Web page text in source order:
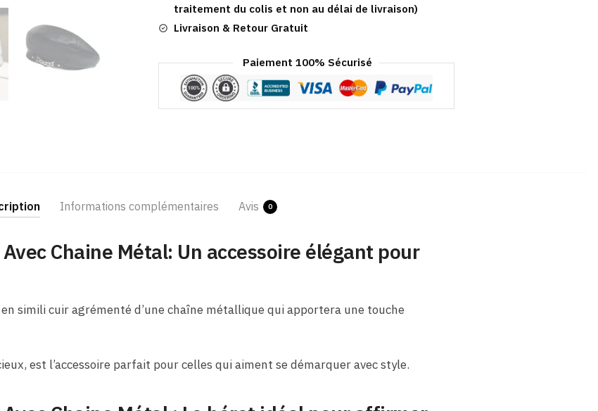
Chaine
Métal
traitement du colis et non au délai de livraison)
Livraison & Retour Gratuit
Paiement 100% Sécurisé
Informations complémentaires Avis 0
Chaine Métal: Un accessoire élégant pour
simili cuir agrémenté d’une chaîne métallique qui apportera une touche
est l’accessoire parfait pour celles qui aiment se démarquer avec style.